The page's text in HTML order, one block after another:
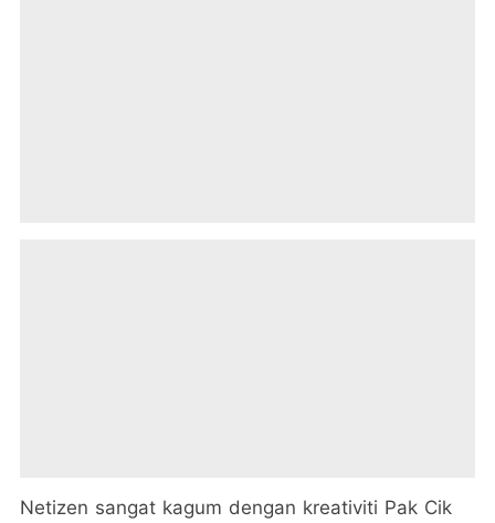
Netizen sangat kagum dengan kreativiti Pak Cik